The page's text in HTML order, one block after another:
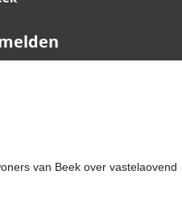
van Beek over vastelaovend